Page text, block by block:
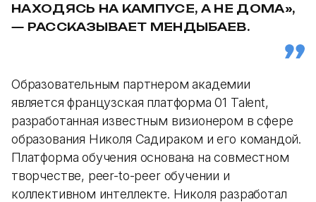
НАХОДЯСЬ НА КАМПУСЕ, А НЕ ДОМА»,
— РАССКАЗЫВАЕТ МЕНДЫБАЕВ.
Образовательным партнером академии
является французская платформа 01 Talent,
разработанная известным визионером в сфере
образования Николя Садираком и его командой.
Платформа обучения основана на совместном
творчестве, peer-to-peer обучении и
коллективном интеллекте. Николя разработал